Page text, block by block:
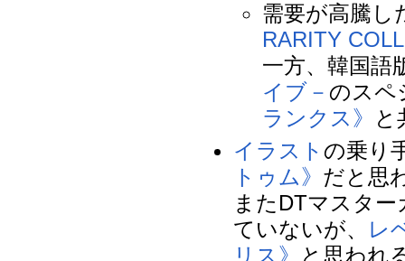
需要が高騰し
RARITY
一方、韓国語
イブ－ のスペ
ランクス》
と
イラスト の乗り
トゥム》 だと思
またDTマスタ
ていないが、
レ
リス》
と思われ